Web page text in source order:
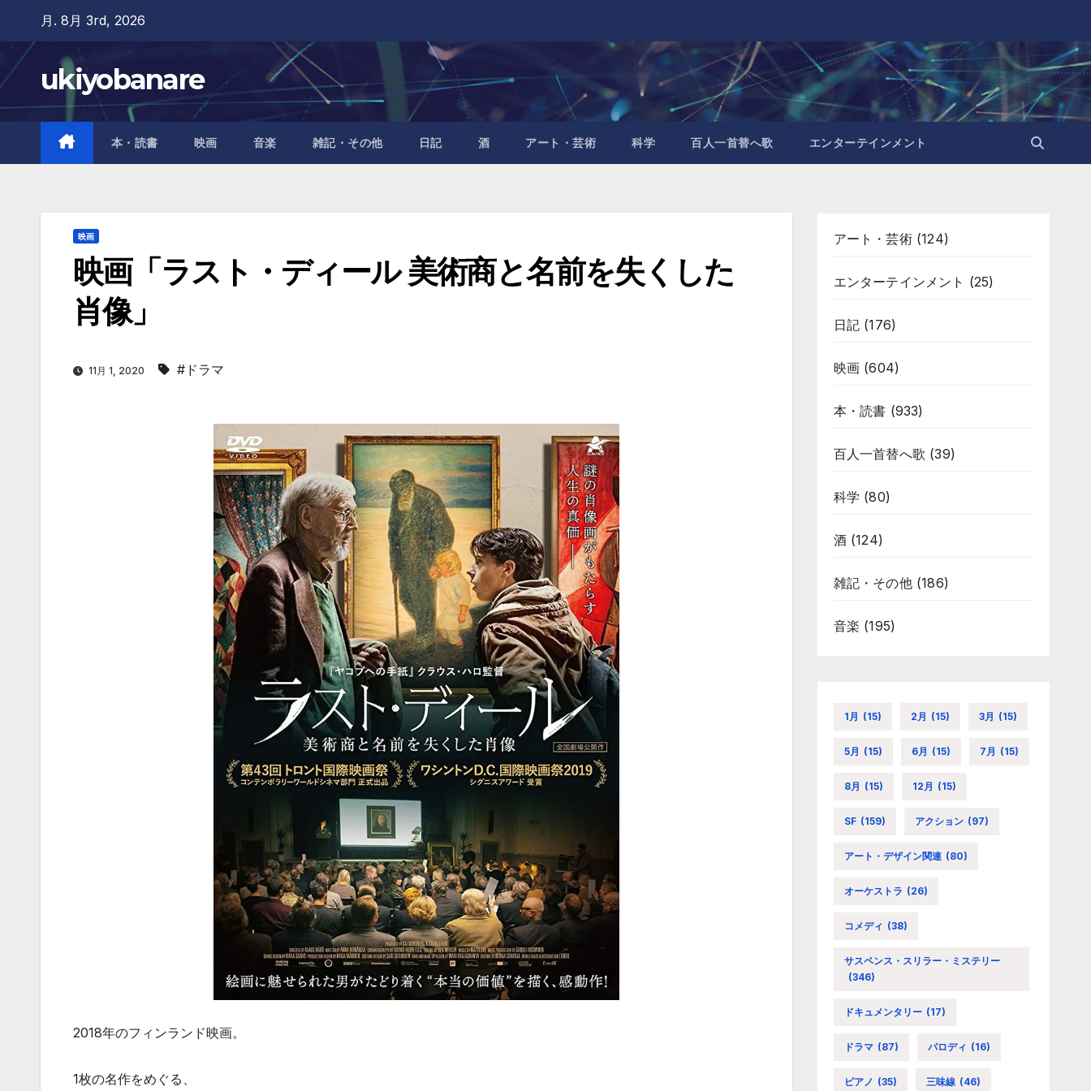
content
月. 8月 3rd, 2026
ukiyobanare
本・読書 映画 音楽 雑記・その他 日記 酒 アート・芸術 科学 百人一首替へ歌 エンターテインメント
映画
映画「ラスト・ディール 美術商と名前を失くした
肖像」
11月 1, 2020 #ドラマ
2018年のフィンランド映画。
1枚の名作をめぐる、
アート・芸術(124)
エンターテインメント (25)
日記(176)
映画(604)
本・読書 (933)
百人一首替へ歌 (39)
科学 (80)
酒(124)
雑記・その他(186)
音楽 (195)
1月 (15) 2月 (15) 3月 (15)
5月 (15) 6月 (15) 7月 (15)
8月 (15) 12月 (15)
SF (159) アクション (97)
アート・デザイン関連 (80)
オーケストラ (26)
コメディ (38)
サスペンス・スリラー・ミステリー
(346)
ドキュメンタリー (17)
ドラマ (87) パロディ (16)
ピアノ (35) 三味線 (46)